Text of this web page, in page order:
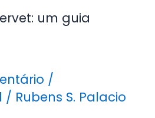
um guia
/
/ Rubens S. Palacio